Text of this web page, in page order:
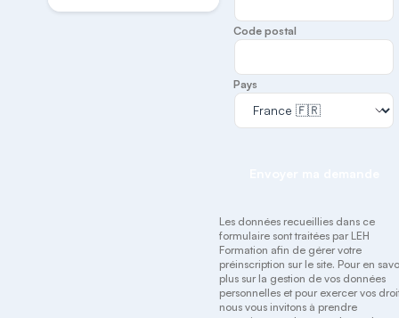
Code postal
Pays
Les données recueillies dans ce
formulaire sont traitées par LEH
Formation afin de gérer votre
préinscription sur le site. Pour en
plus sur la gestion de vos données
personnelles et pour exercer vos
nous vous invitons à prendre